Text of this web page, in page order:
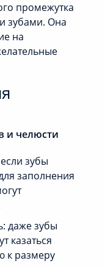
промежутка
зубами. Она
на
и челюсти
зубы
заполнения
даже зубы
казаться
к размеру